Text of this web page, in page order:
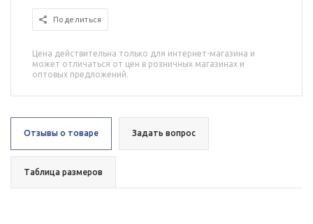
Поделиться
Цена действительна только для интернет-магазина и
может отличаться от цен в розничных магазинах и
оптовых предложений.
Отзывы о товаре Задать вопрос
Таблица размеров